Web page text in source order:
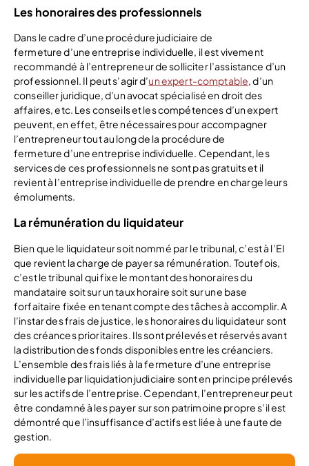
Les honoraires des professionnels
Dans le cadre d’une procédure judiciaire de
fermeture d’une entreprise individuelle, il est vivement
recommandé à l’entrepreneur de solliciter l’assistance d’un
professionnel. Il peut s’agir d’un expert-comptable, d’un
conseiller juridique, d’un avocat spécialisé en droit des
affaires, etc. Les conseils et les compétences d’un expert
peuvent, en effet, être nécessaires pour accompagner
l’entrepreneur tout au long de la procédure de
fermeture d’une entreprise individuelle. Cependant, les
services de ces professionnels ne sont pas gratuits et il
revient à l’entreprise individuelle de prendre en charge leurs
émoluments.
La rémunération du liquidateur
Bien que le liquidateur soit nommé par le tribunal, c’est à l’EI
que revient la charge de payer sa rémunération. Toutefois,
c’est le tribunal qui fixe le montant des honoraires du
mandataire soit sur un taux horaire soit sur une base
forfaitaire fixée en tenant compte des tâches à accomplir. A
l’instar des frais de justice, les honoraires du liquidateur sont
des créances prioritaires. Ils sont prélevés et réservés avant
la distribution des fonds disponibles entre les créanciers.
L’ensemble des frais liés à la fermeture d’une entreprise
individuelle par liquidation judiciaire sont en principe prélevés
sur les actifs de l’entreprise. Cependant, l’entrepreneur peut
être condamné à les payer sur son patrimoine propre s’il est
démontré que l’insuffisance d’actifs est liée à une faute de
gestion.